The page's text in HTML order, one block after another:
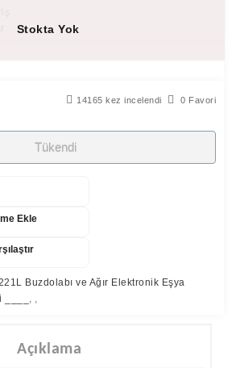
Stokta Yok
14165 kez incelendi 0 Favori
Tükendi
Ekle
Buzdolabı ve Ağır Elektronik Eşya
, ,
Açıklama